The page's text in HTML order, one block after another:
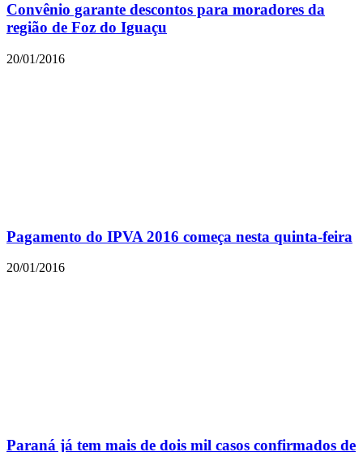
Convênio garante descontos para moradores da
região de Foz do Iguaçu
20/01/2016
Pagamento do IPVA 2016 começa nesta quinta-feira
20/01/2016
Paraná já tem mais de dois mil casos confirmados de